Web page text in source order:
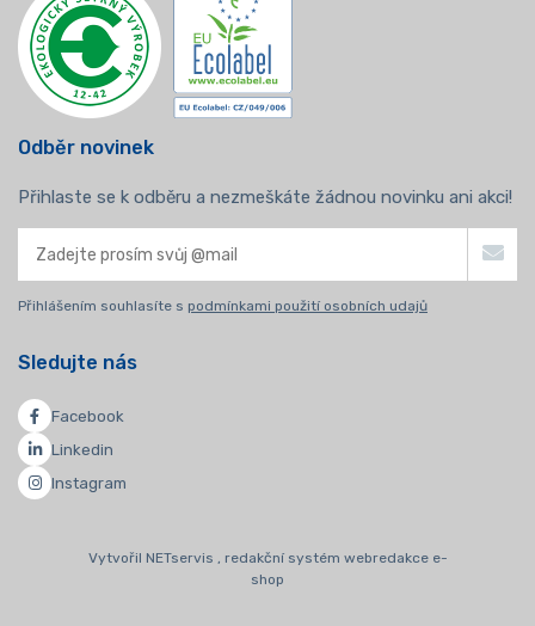
Odběr novinek
Přihlaste se k odběru a nezmeškáte žádnou novinku ani akci!
Přihlášením souhlasíte s podmínkami použití osobních udajů
Sledujte nás
Facebook
Linkedin
Instagram
Vytvořil NETservis , redakční systém webredakce e-
shop